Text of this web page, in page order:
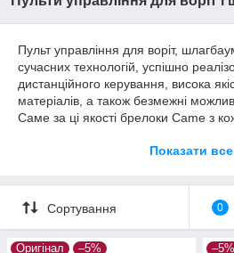
Пульт управління для воріт,
сучасних технологій, успішно
дистанційного керування, висока
матеріалів, а також безмежні
Саме за ці якості брелоки Came з
якість, надійність та сучасніПоказати все
Сортування 0
Оригінал –5% –5%